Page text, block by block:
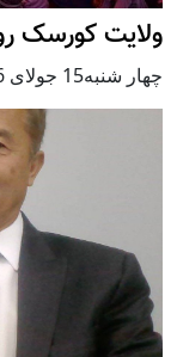
ولایت کورسک
چهار شنبه15 جولای 2026